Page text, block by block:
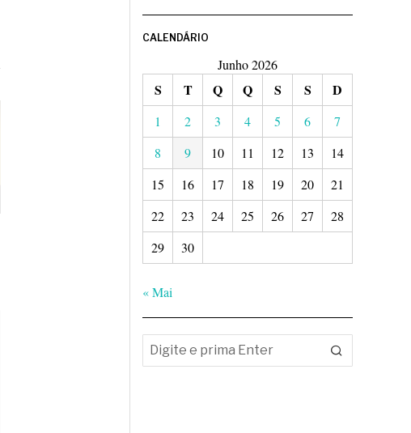
CALENDÁRIO
Junho 2026
S T Q Q S S D
1 2 3 4 5 6
7
8
9 10 11 12 13
14
15
16 17 18 19 20
21
22
23 24 25 26 27
28
29
30
« Mai